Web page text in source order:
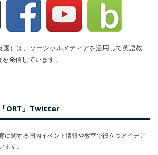
国）は、ソーシャルメディアを活用して英語教
発信しています。
「ORT」Twitter
に関する国内イベント情報や教室で役立つアイデア
ます。